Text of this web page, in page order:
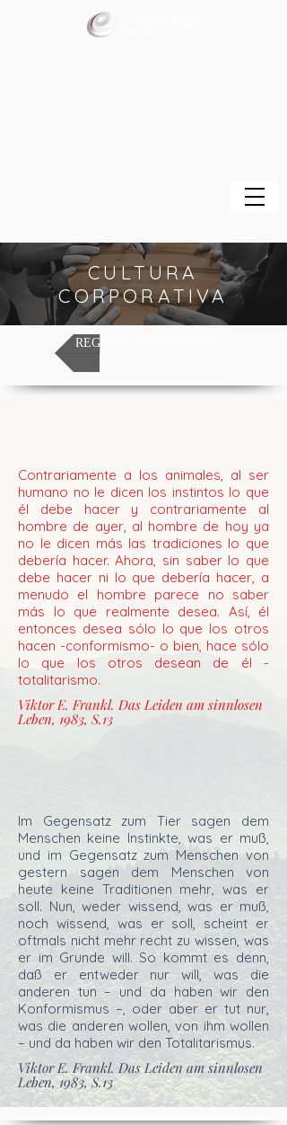
CULTURA
CORPORATIVA
REGRESA A NOSOTROS
Contrariamente a los animales, al ser
humano no le dicen los instintos lo que
él debe hacer y contrariamente al
hombre de ayer, al hombre de hoy ya
no le dicen más las tradiciones lo que
debería hacer. Ahora, sin saber lo que
debe hacer ni lo que debería hacer, a
menudo el hombre parece no saber
más lo que realmente desea. Así, él
entonces desea sólo lo que los otros
hacen -conformismo- o bien, hace sólo
lo que los otros desean de él -
totalitarismo.
Viktor E. Frankl. Das Leiden am sinnlosen
Leben, 1983, S.13
Im Gegensatz zum Tier sagen dem
Menschen keine Instinkte, was er muß,
und im Gegensatz zum Menschen von
gestern sagen dem Menschen von
heute keine Traditionen mehr, was er
soll. Nun, weder wissend, was er muß,
noch wissend, was er soll, scheint er
oftmals nicht mehr recht zu wissen, was
er im Grunde will. So kommt es denn,
daß er entweder nur will, was die
anderen tun – und da haben wir den
Konformismus –, oder aber er tut nur,
was die anderen wollen, von ihm wollen
– und da haben wir den Totalitarismus.
Viktor E. Frankl. Das Leiden am sinnlosen
Leben, 1983, S.13